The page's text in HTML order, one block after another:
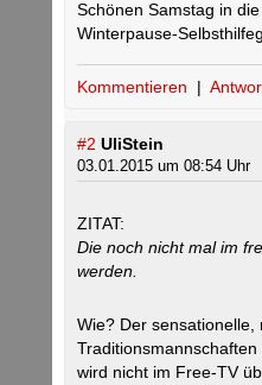
Schönen Samstag in
Winterpause-
Kommentieren |
#2 UliStein
03.01.2015 um 08:54 Uhr
ZITAT:
Die noch nicht mal im
werden.
Wie? Der sensationelle,
wird nicht im Free-TV